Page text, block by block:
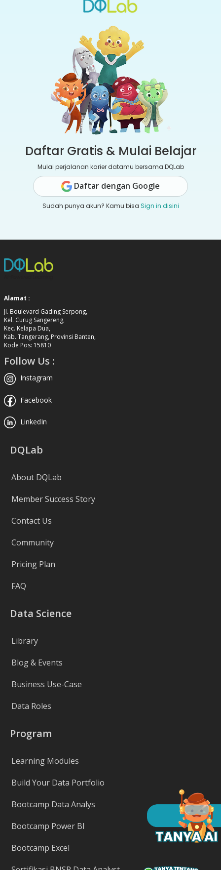
Daftar Gratis & Mulai Belajar
Mulai perjalanan karier datamu bersama DQLab
Daftar dengan Google
Sudah punya akun? Kamu bisa Sign in disini
Alamat :
Jl. Boulevard Gading Serpong,
Kel. Curug Sangereng,
Kec. Kelapa Dua,
Kab. Tangerang, Provinsi Banten,
Kode Pos: 15810
Follow Us :
Instagram
Facebook
LinkedIn
DQLab
About DQLab
Member Success Story
Contact Us
Community
Pricing Plan
FAQ
Data Science
Library
Blog & Events
Business Use-Case
Data Roles
Program
Learning Modules
Build Your Data Portfolio
Bootcamp Data Analys
Bootcamp Power BI
Bootcamp Excel